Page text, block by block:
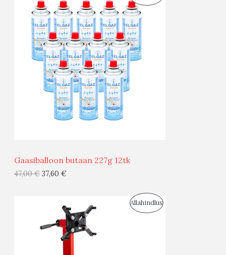
S
Gaasiballoon butaan 227g 12tk
47,00€ 37,60 €
AllahindlusS